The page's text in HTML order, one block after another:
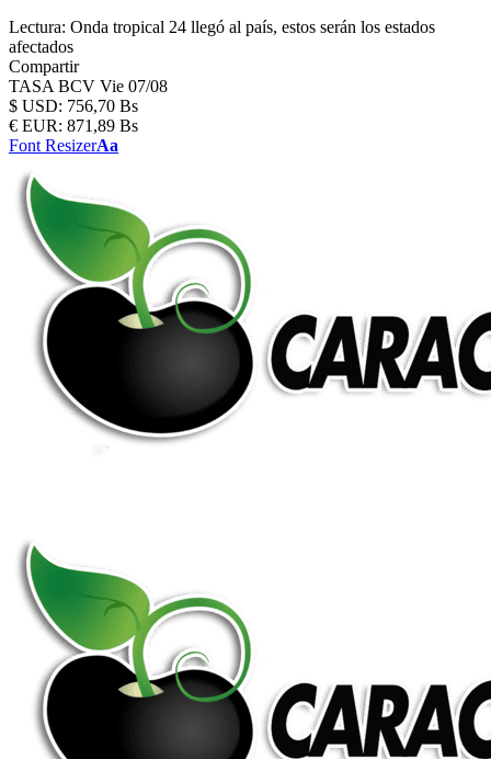
Lectura: Onda tropical 24 llegó al país, estos serán los estados
afectados
Compartir
TASA BCV Vie 07/08
$ USD: 756,70 Bs
€ EUR: 871,89 Bs
Font ResizerAa